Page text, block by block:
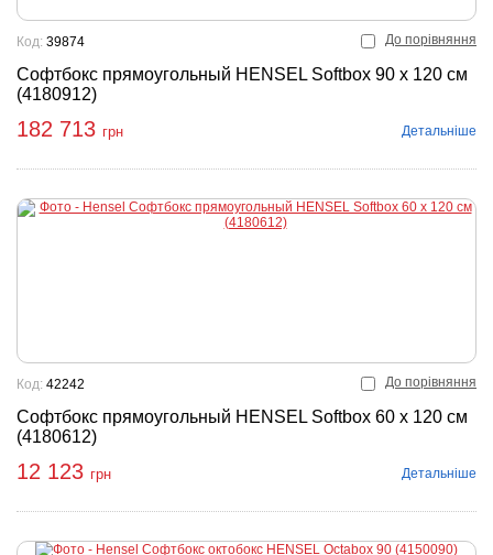
До порівняння
Софтбокс прямоугольный HENSEL Softbox 90 x 120 см
(4180912)
Код: 39874
182 713 грн Детальніше
До порівняння
Софтбокс прямоугольный HENSEL Softbox 60 x 120 см
(4180612)
Код: 42242
12 123 грн Детальніше